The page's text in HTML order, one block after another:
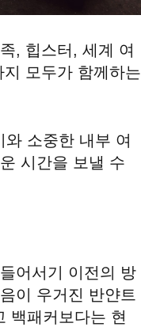
, 힙스터, 세계 여
모두가 함께하는
소중한 내부 여
시간을 보낼 수
어서기 이전의 방
이 우거진 반얀트
백패커보다는 현